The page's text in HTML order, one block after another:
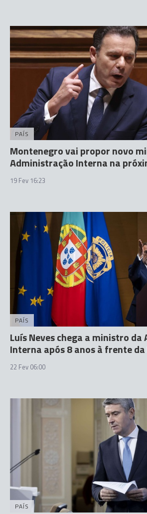
PAÍS
Montenegro vai propor novo
Administração Interna na
19 Fev 16:23
PAÍS
Luís Neves chega a ministro
Interna após 8 anos à frente da
22 Fev 06:00
PAÍS